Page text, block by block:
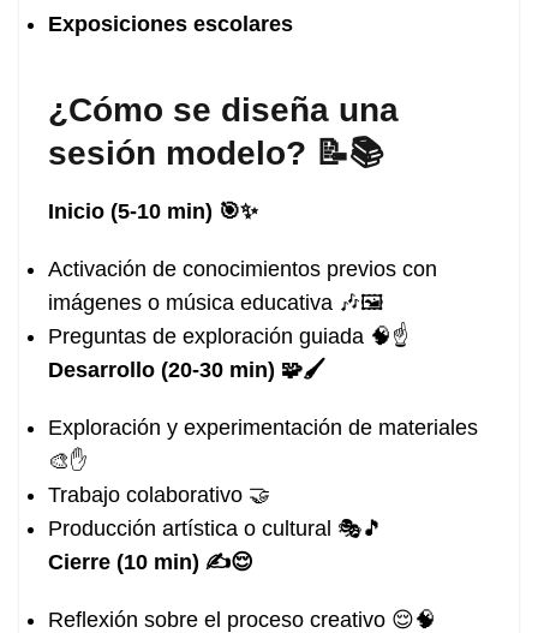
Exposiciones escolares
¿Cómo se diseña una
sesión modelo? 📝📚
Inicio (5-10 min) 🎯✨
Activación de conocimientos previos con
imágenes o música educativa 🎶🖼️
Preguntas de exploración guiada 🧠☝️
Desarrollo (20-30 min) 🧩🖌️
Exploración y experimentación de materiales
🎨✋
Trabajo colaborativo 🤝
Producción artística o cultural 🎭🎵
Cierre (10 min) ✍️😌
Reflexión sobre el proceso creativo 😌🧠